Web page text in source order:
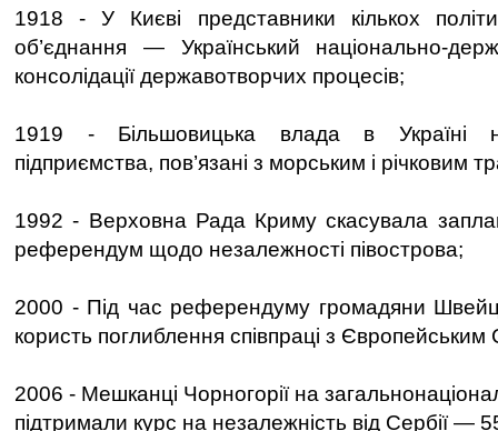
1918 - У Києві представники кількох
об’єднання — Український національно-
консолідації державотворчих процесів;
1919 - Більшовицька влада в Україні
підприємства, пов’язані з морським і річковим
1992 - Верховна Рада Криму скасувала
референдум щодо незалежності півострова;
2000 - Під час референдуму громадяни
користь поглиблення співпраці з
2006 - Мешканці Чорногорії на
підтримали курс на незалежність від Сербії —